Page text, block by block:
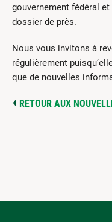
gouvernement fédéral
dossier de près.
Nous vous invitons à
régulièrement
que de nouvelles
RETOUR AUX